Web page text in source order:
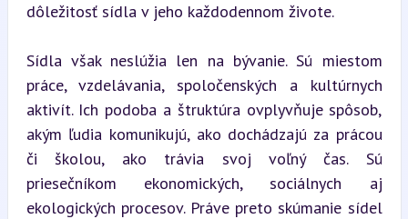
dôležitosť sídla v jeho každodennom živote.
Sídla však neslúžia len na bývanie. Sú miestom
práce, vzdelávania, spoločenských a kultúrnych
aktivít. Ich podoba a štruktúra ovplyvňuje spôsob,
akým ľudia komunikujú, ako dochádzajú za prácou
či školou, ako trávia svoj voľný čas. Sú
priesečníkom ekonomických, sociálnych aj
ekologických procesov. Práve preto skúmanie sídel